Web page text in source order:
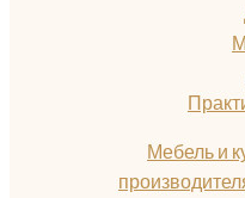
Мебель и